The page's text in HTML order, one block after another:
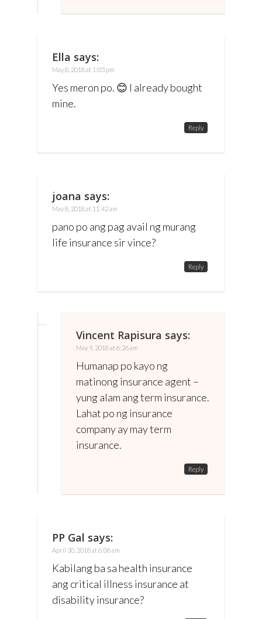
Ella says:
May 8, 2018 at 1:03 pm
Yes meron po. 😊 I already bought
mine.
Reply
joana says:
May 8, 2018 at 11:42 am
pano po ang pag avail ng murang
life insurance sir vince?
Reply
Vincent Rapisura says:
May 9, 2018 at 6:26 am
Humanap po kayo ng
matinong insurance agent –
yung alam ang term insurance.
Lahat po ng insurance
company ay may term
insurance.
Reply
PP Gal says:
April 30, 2018 at 6:06 am
Kabilang ba sa health insurance
ang critical illness insurance at
disability insurance?